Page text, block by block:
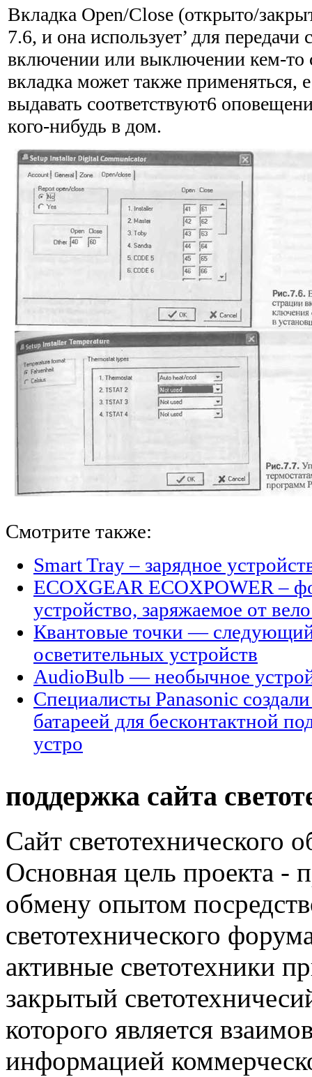
Вкладка Open/Close (открыто/
7.6, и она использует’ для
включении или выключении кем-то
вкладка может также применяться,
выдавать соответствуют6
кого-нибудь в дом.
Смотрите также:
Smart Tray – зарядное
ECOXGEAR ECOXPOWER –
устройство, заряжаемое от
Квантовые точки —
осветительных устройств
AudioBulb — необычное
Специалисты Panasonic
батареей для бесконтактной
устро
поддержка сайта
Сайт светотехнического
Основная цель проекта -
обмену опытом
светотехнического
активные светотехники
закрытый
которого является
информацией